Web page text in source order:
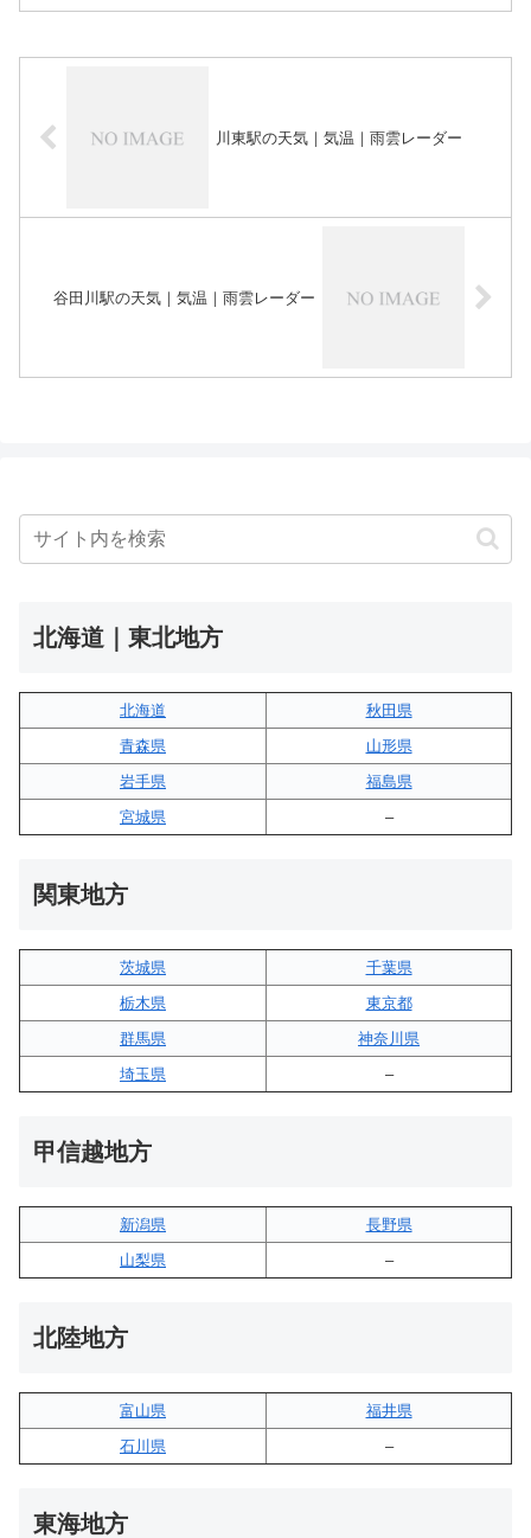
川東駅の天気｜気温｜雨雲レーダー
谷田川駅の天気｜気温｜雨雲レーダー
北海道｜東北地方
北海道
秋田県
青森県
山形県
岩手県
福島県
宮城県
–
関東地方
茨城県
千葉県
栃木県
東京都
群馬県
神奈川県
埼玉県
–
甲信越地方
新潟県
長野県
山梨県
–
北陸地方
富山県
福井県
石川県
–
東海地方